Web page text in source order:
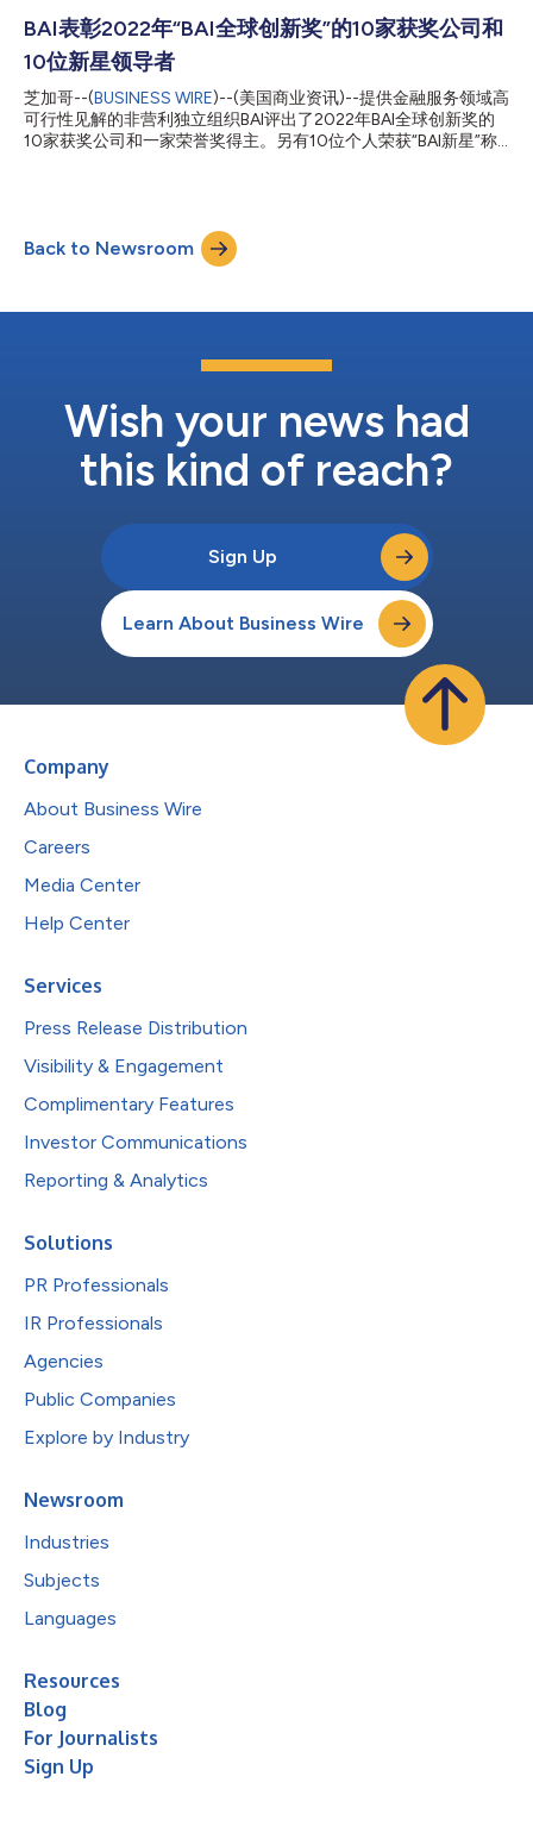
Ally Financial Clearpass The Bank of East Asia, Limited（中
国）：BEAST The Bank of East Asia, Limited（中国）：以情报为
主导的金融犯罪预防技术 BMO（加拿大）：BMO新进入加拿大
Banco BPI（葡萄牙）：BPI VR CaixaBank S.A.（西班牙）：
Insights Center Research Hub Citizens Bank（美国）：Citizens
Digital Butler Clair（美国）：Clair数字银行和...
BAI表彰2022年“BAI全球创新奖”的10家获奖公司和
10位新星领导者
芝加哥--(BUSINESS WIRE)--(美国商业资讯)--提供金融服务领域高
可行性见解的非营利独立组织BAI评出了2022年BAI全球创新奖的
10家获奖公司和一家荣誉奖得主。另有10位个人荣获“BAI新星”称
由来自世界各地处于金融服务领域创新前沿的杰出评委组成。总体
而言，获奖者体现了团队和个人的杰出贡献，展示了来自世界各地
的灵感。这些全球开拓者成功地设计并推出了创新成果，其成果能
裁兼首席执行官、创新圈评委Debbie Bianucci表示：“创新是成功
行业正不断推出强大的新方法和解决方案，以各种不同的新方式更
好地满足客户需求。今年受到表彰的公司和个人非常具有创造性，
BAI全球创新奖获奖者和荣誉奖名...
Back to Newsroom
Wish your news had
this kind of reach?
Sign Up
Learn About Business Wire
Company
About Business Wire
Careers
Media Center
Help Center
Services
Press Release Distribution
Visibility & Engagement
Complimentary Features
Investor Communications
Reporting & Analytics
Solutions
PR Professionals
IR Professionals
Agencies
Public Companies
Explore by Industry
Newsroom
Industries
Subjects
Languages
Resources
Blog
For Journalists
Sign Up